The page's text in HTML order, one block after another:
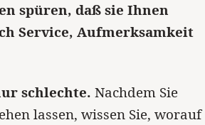
spüren, daß sie Ihnen
Service, Aufmerksamkeit
schlechte. Nachdem Sie
lassen, wissen Sie, worauf